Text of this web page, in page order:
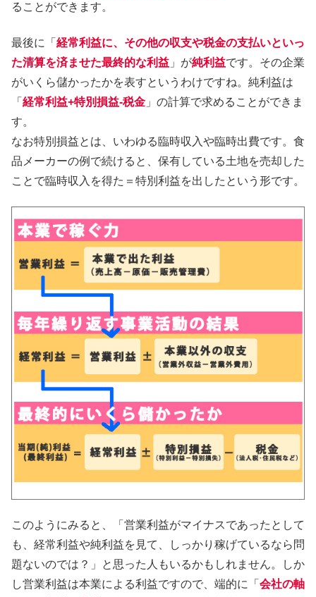
ることができます。
最後に「 経常利益に、その他の収支や税金の支払いといっ
た清算を済ませた最終的な利益 」が純利益です。その企業
がいくら儲かったかを表すというわけですね。純利益は
「 経常利益+特別損益-税金 」の計算で求めることができま
す。
なお特別損益とは、いわゆる臨時収入や臨時出費です。食
品メーカーの例で続けると、保有している土地を売却した
ことで臨時収入を得た＝特別利益を出したという形です。
このようにみると、「営業利益がマイナスであったとして
も、経常利益や純利益を見て、しっかり稼げているなら問
題ないのでは？」と思った人もいるかもしれません。しか
し営業利益は本業による利益ですので、端的に「 会社の軸